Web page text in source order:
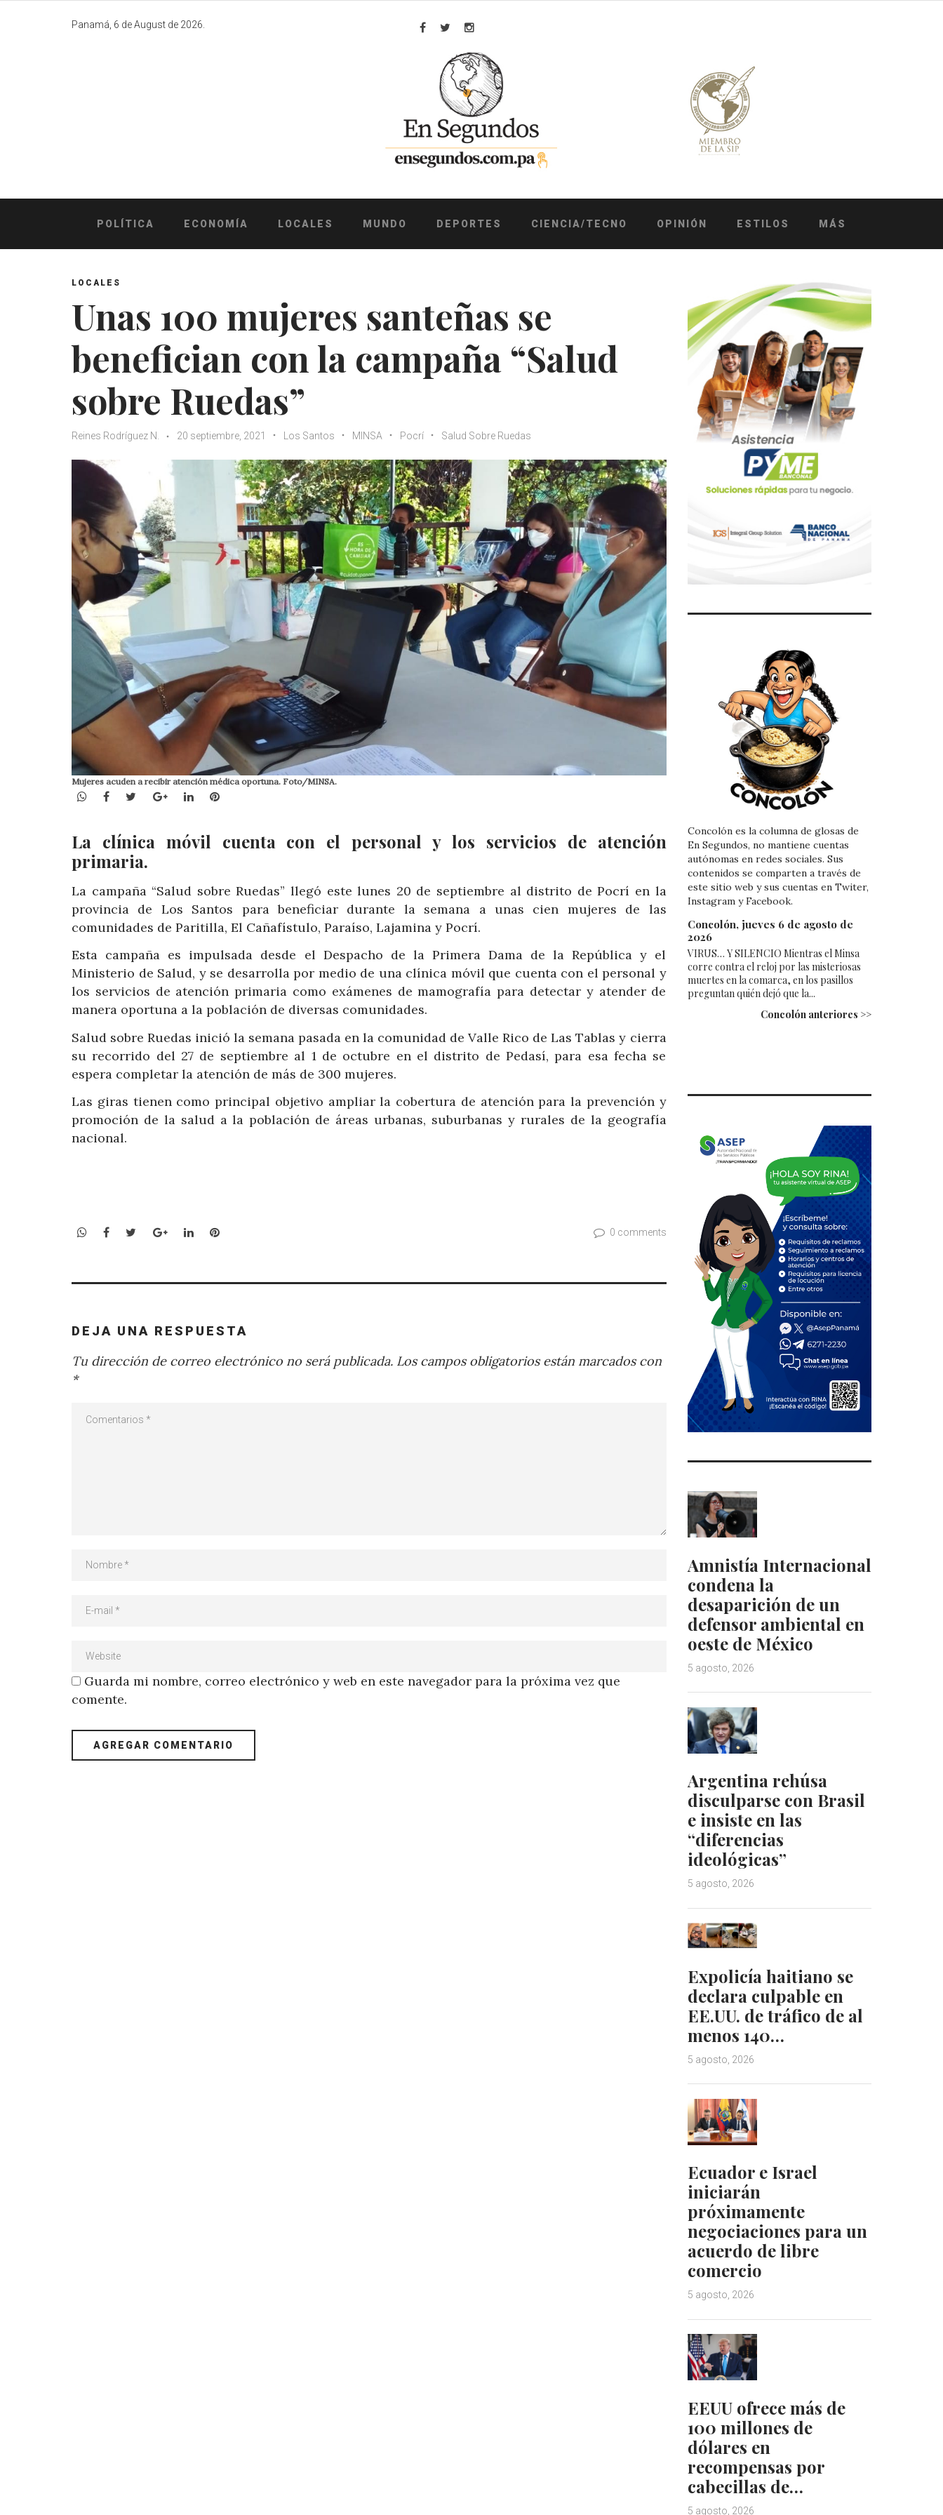
Panamá, 6 de August de 2026.
Facebook
TwitterInstagram
POLÍTICA ECONOMÍA LOCALES MUNDO DEPORTES CIENCIA/TECNO OPINIÓN ESTILOS MÁS
LOCALES
Unas 100 mujeres santeñas se
benefician con la campaña “Salud
sobre Ruedas”
Reines Rodríguez N. 20 septiembre, 2021 Los Santos MINSA Pocrí Salud Sobre Ruedas
Mujeres acuden a recibir atención médica oportuna. Foto/MINSA.
WhatsApp
Facebook
TwitterGoogle+LinkedInPinterest
La clínica móvil cuenta con el personal y los servicios de atención
primaria.
La campaña “Salud sobre Ruedas” llegó este lunes 20 de septiembre al distrito de Pocrí en la
provincia de Los Santos para beneficiar durante la semana a unas cien mujeres de las
comunidades de Paritilla, El Cañafístulo, Paraíso, Lajamina y Pocrí.
Esta campaña es impulsada desde el Despacho de la Primera Dama de la República y el
Ministerio de Salud, y se desarrolla por medio de una clínica móvil que cuenta con el personal y
los servicios de atención primaria como exámenes de mamografía para detectar y atender de
manera oportuna a la población de diversas comunidades.
Salud sobre Ruedas inició la semana pasada en la comunidad de Valle Rico de Las Tablas y cierra
su recorrido del 27 de septiembre al 1 de octubre en el distrito de Pedasí, para esa fecha se
espera completar la atención de más de 300 mujeres.
Las giras tienen como principal objetivo ampliar la cobertura de atención para la prevención y
promoción de la salud a la población de áreas urbanas, suburbanas y rurales de la geografía
nacional.
WhatsApp
Facebook
TwitterGoogle+LinkedInPinterest 0 comments
DEJA UNA RESPUESTA
Tu dirección de correo electrónico no será publicada. Los campos obligatorios están marcados con
*
Guarda mi nombre, correo electrónico y web en este navegador para la próxima vez que
comente.
Concolón es la columna de glosas de
En Segundos, no mantiene cuentas
autónomas en redes sociales. Sus
contenidos se comparten a través de
este sitio web y sus cuentas en Twiter,
Instagram y Facebook.
Concolón, jueves 6 de agosto de
2026
VIRUS… Y SILENCIO Mientras el Minsa
corre contra el reloj por las misteriosas
muertes en la comarca, en los pasillos
preguntan quién dejó que la...
Concolón anteriores >>
Amnistía Internacional
condena la
desaparición de un
defensor ambiental en
oeste de México
5 agosto, 2026
Argentina rehúsa
disculparse con Brasil
e insiste en las
“diferencias
ideológicas”
5 agosto, 2026
Expolicía haitiano se
declara culpable en
EE.UU. de tráfico de al
menos 140…
5 agosto, 2026
Ecuador e Israel
iniciarán
próximamente
negociaciones para un
acuerdo de libre
comercio
5 agosto, 2026
EEUU ofrece más de
100 millones de
dólares en
recompensas por
cabecillas de…
5 agosto, 2026